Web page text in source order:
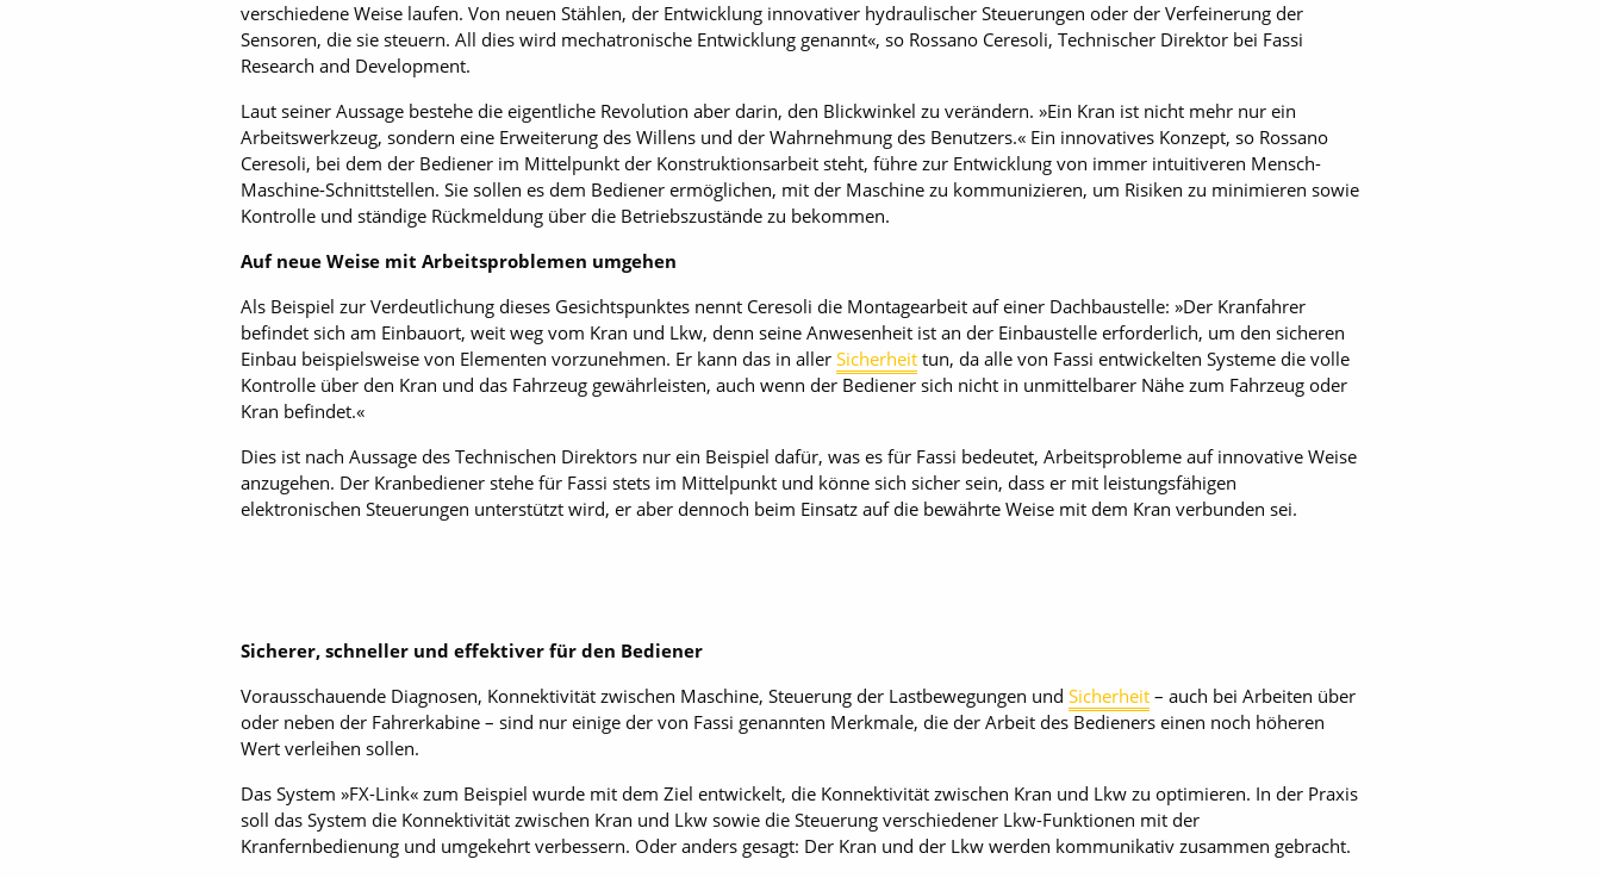
verschiedene Weise laufen. Von neuen Stählen, der Entwicklung innovativer hydraulischer Steuerungen oder der Verfeinerung der
Sensoren, die sie steuern. All dies wird mechatronische Entwicklung genannt«, so Rossano Ceresoli, Technischer Direktor bei Fassi
Research and Development.
Laut seiner Aussage bestehe die eigentliche Revolution aber darin, den Blickwinkel zu verändern. »Ein Kran ist nicht mehr nur ein
Arbeitswerkzeug, sondern eine Erweiterung des Willens und der Wahrnehmung des Benutzers.« Ein innovatives ­Konzept, so Rossano
Ceresoli, bei dem der Bediener im Mittelpunkt der Konstruktionsarbeit steht, führe zur Entwicklung von immer intuitiveren Mensch-
Maschine-Schnittstellen. Sie sollen es dem Bediener ermöglichen, mit der Maschine zu kommunizieren, um Risiken zu minimieren sowie
Kontrolle und ständige Rückmeldung über die Betriebszustände zu bekommen.
Auf neue Weise mit ­Arbeitsproblemen umgehen
Als Beispiel zur Verdeutlichung dieses Gesichtspunktes nennt Ceresoli die Montagearbeit auf einer Dachbaustelle: »Der Kranfahrer
befindet sich am Einbauort, weit weg vom Kran und Lkw, denn seine Anwesenheit ist an der Einbaustelle erforderlich, um den sicheren
Einbau beispielsweise von Elementen vorzunehmen. Er kann das in aller Sicherheit tun, da alle von Fassi entwickelten Systeme die volle
Kontrolle über den Kran und das Fahrzeug gewährleisten, auch wenn der Bediener sich nicht in unmittelbarer Nähe zum Fahrzeug oder
Kran befindet.«
Dies ist nach Aussage des Technischen Direktors nur ein Beispiel dafür, was es für Fassi bedeutet, Arbeitsprobleme auf innovative Weise
anzugehen. Der Kranbediener stehe für Fassi stets im Mittelpunkt und könne sich sicher sein, dass er mit leistungsfähigen
elektronischen Steuerungen unterstützt wird, er aber dennoch beim Einsatz auf die bewährte Weise mit dem Kran verbunden sei.
Sicherer, schneller und effektiver für den Bediener
Vorausschauende Diagnosen, Konnektivität zwischen Maschine, Steuerung der Lastbewegungen und Sicherheit – auch bei Arbeiten über
oder neben der Fahrerkabine – sind nur einige der von Fassi genannten Merkmale, die der Arbeit des Bedieners einen noch höheren
Wert verleihen sollen.
Das System »FX-Link« zum Beispiel wurde mit dem Ziel entwickelt, die Konnektivität zwischen Kran und Lkw zu optimieren. In der Praxis
soll das System die Konnektivität zwischen Kran und Lkw sowie die Steuerung verschiedener Lkw-Funktionen mit der
Kranfernbedienung und umgekehrt verbessern. Oder anders gesagt: Der Kran und der Lkw werden kommunikativ zusammen gebracht.